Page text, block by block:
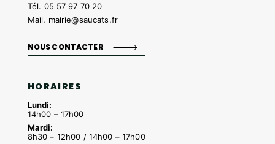
Tél. 05 57 97 70 20
Mail. mairie@saucats.fr
NOUS CONTACTER
HORAIRES
Lundi:
14h00 – 17h00
Mardi:
8h30 – 12h00 / 14h00 – 17h00